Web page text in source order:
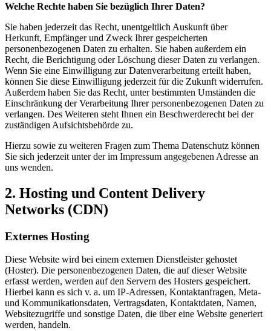
Welche Rechte haben Sie bezüglich Ihrer Daten?
Sie haben jederzeit das Recht, unentgeltlich Auskunft über
Herkunft, Empfänger und Zweck Ihrer gespeicherten
personenbezogenen Daten zu erhalten. Sie haben außerdem ein
Recht, die Berichtigung oder Löschung dieser Daten zu verlangen.
Wenn Sie eine Einwilligung zur Datenverarbeitung erteilt haben,
können Sie diese Einwilligung jederzeit für die Zukunft widerrufen.
Außerdem haben Sie das Recht, unter bestimmten Umständen die
Einschränkung der Verarbeitung Ihrer personenbezogenen Daten zu
verlangen. Des Weiteren steht Ihnen ein Beschwerderecht bei der
zuständigen Aufsichtsbehörde zu.
Hierzu sowie zu weiteren Fragen zum Thema Datenschutz können
Sie sich jederzeit unter der im Impressum angegebenen Adresse an
uns wenden.
2. Hosting und Content Delivery
Networks (CDN)
Externes Hosting
Diese Website wird bei einem externen Dienstleister gehostet
(Hoster). Die personenbezogenen Daten, die auf dieser Website
erfasst werden, werden auf den Servern des Hosters gespeichert.
Hierbei kann es sich v. a. um IP-Adressen, Kontaktanfragen, Meta-
und Kommunikationsdaten, Vertragsdaten, Kontaktdaten, Namen,
Websitezugriffe und sonstige Daten, die über eine Website generiert
werden, handeln.